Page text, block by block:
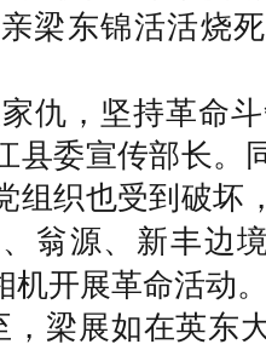
梁东锦活活烧
仇，坚持革命
县委宣传部长。
组织也受到破坏
翁源、新丰边
机开展革命活动
，梁展如在英东